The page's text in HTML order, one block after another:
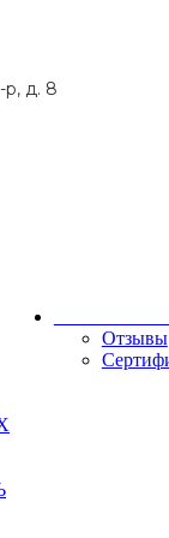
р, д. 8
Отзывы